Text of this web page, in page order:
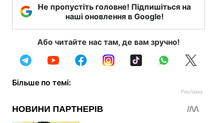
Не пропустіть головне! Підпишіться на
наші оновлення в Google!
Або читайте нас там, де вам зручно!
Більше по темі: